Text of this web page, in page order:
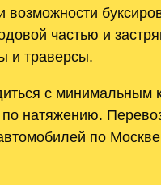
возможности
частью и
и траверсы.
с
натяжению.
по